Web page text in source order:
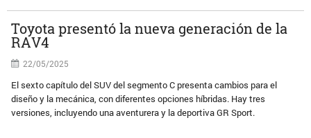
Toyota presentó la nueva generación de la
RAV4
22/05/2025
El sexto capítulo del SUV del segmento C presenta cambios para el
diseño y la mecánica, con diferentes opciones híbridas. Hay tres
versiones, incluyendo una aventurera y la deportiva GR Sport.